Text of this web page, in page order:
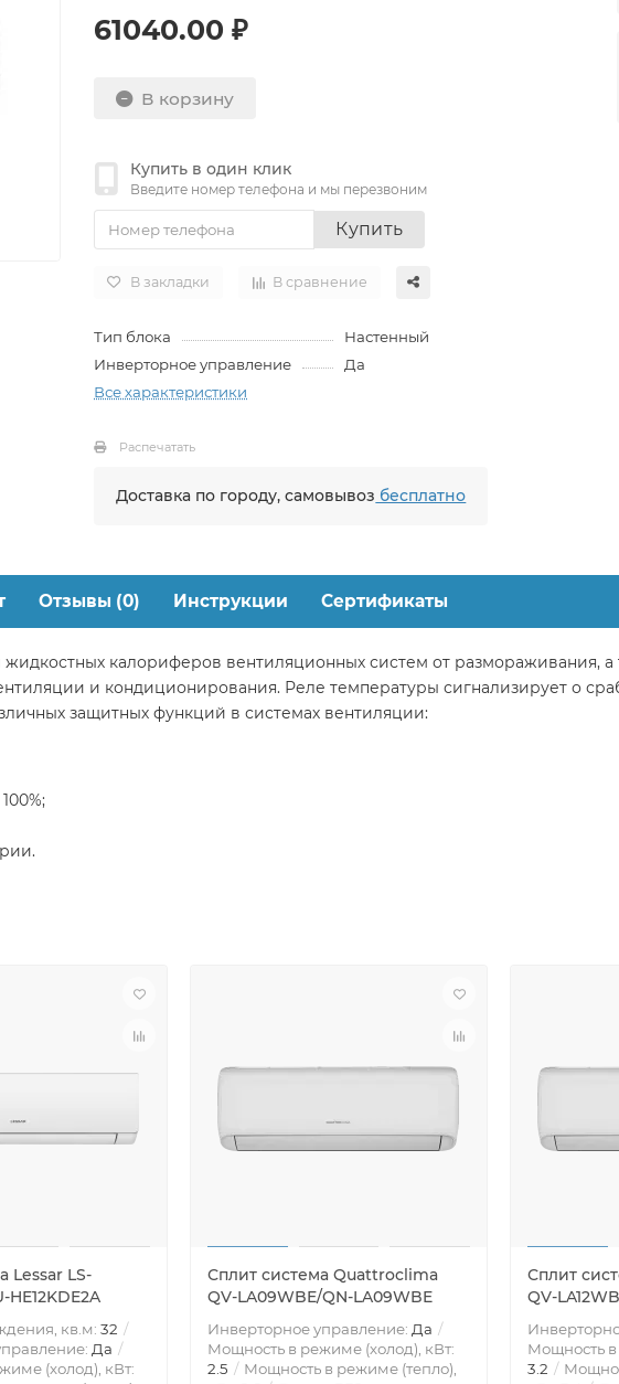
61040.00 ₽
В корзину
Купить в один клик
Введите номер телефона и мы перезвоним
Купить
В закладки В сравнение
Тип блока
Настенный
Инверторное управление
Да
Все характеристики
Распечатать
Доставка по городу, самовывоз бесплатно
Отзывы (0) Инструкции Сертификаты
калориферов вентиляционных систем от размораживания, а
и кондиционирования. Реле температуры сигнализирует о
защитных функций в системах вентиляции:
Lessar LS-
HE12KDE2A
кв.м: 32
Да
(холод), кВт:
Сплит система Quattroclima
QV-LA09WBE/QN-LA09WBE
Инверторное управление: Да
Мощность в режиме (холод), кВт:
2.5
Мощность в режиме (тепло),
Сплит
QV-
Мощность в
3.2